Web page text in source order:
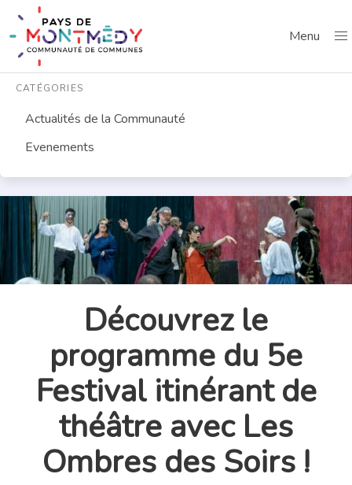
Menu
CATÉGORIES
Actualités de la Communauté
Evenements
Découvrez le
programme du 5e
Festival itinérant de
théâtre avec Les
Ombres des Soirs !